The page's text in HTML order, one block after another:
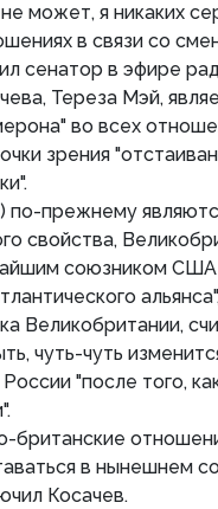
может, я никаких
в связи со
сенатор в эфире
Тереза Мэй,
во всех
зрения
по-прежнему
свойства,
союзником США
Великобритании,
чуть-чуть
"после того,
британские
в нынешнем
Косачев.